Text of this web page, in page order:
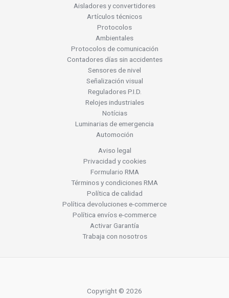
Aisladores y convertidores
Artículos técnicos
Protocolos
Ambientales
Protocolos de comunicación
Contadores días sin accidentes
Sensores de nivel
Señalización visual
Reguladores P.I.D.
Relojes industriales
Notícias
Luminarias de emergencia
Automoción
Aviso legal
Privacidad y cookies
Formulario RMA
Términos y condiciones RMA
Política de calidad
Política devoluciones e-commerce
Política envíos e-commerce
Activar Garantía
Trabaja con nosotros
Copyright © 2026